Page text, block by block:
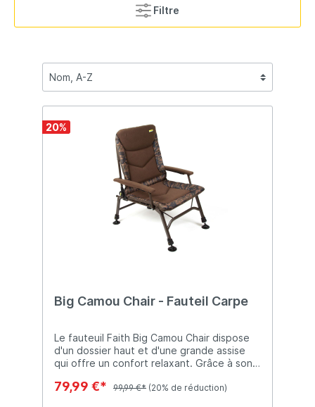
Filtre
20%
Big Camou Chair - Fauteil Carpe
Le fauteuil Faith Big Camou Chair dispose
d'un dossier haut et d'une grande assise
qui offre un confort relaxant. Grâce à son
dossier inclinable pour vous pourrez
79,99 €* 99,99 €* (20% de réduction)